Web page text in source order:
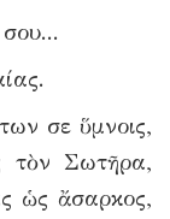
σε ὕμνοις,
τὸν Σωτῆρα,
ὡς ἄσαρκος,